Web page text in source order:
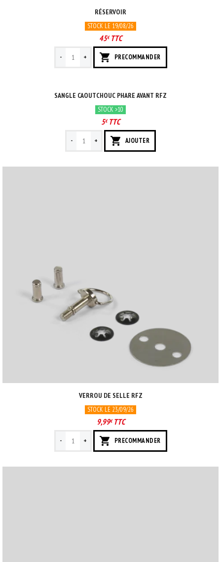
RÉSERVOIR
STOCK LE 19/08/26
45€TTC
- + PRECOMMANDER
SANGLE CAOUTCHOUC PHARE AVANT RFZ
STOCK >10
5€TTC
- + AJOUTER
VERROU DE SELLE RFZ
STOCK LE 23/09/26
9,99€TTC
- + PRECOMMANDER